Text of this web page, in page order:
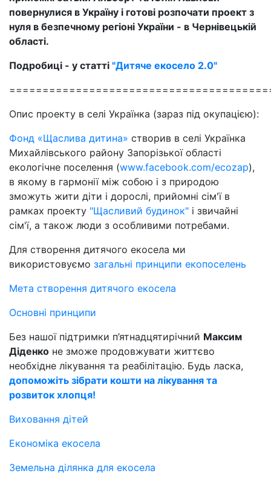
повернулися в Україну і готові розпочати проект з
нуля в безпечному регіоні України - в Чернівецькій
області.
Подробиці - у статті "Дитяче екосело 2.0"
Опис проекту в селі Українка (зараз під окупацією):
Фонд «Щаслива дитина» створив в селі Українка
Михайлівського району Запорізької області
екологічне поселення (www.facebook.com/ecozap),
в якому в гармонії між собою і з природою
зможуть жити діти і дорослі, прийомні сім'ї в
рамках проекту "Щасливий будинок" і звичайні
сім'ї, а також люди з особливими потребами.
Для створення дитячого екосела ми
використовуємо загальні принципи екопоселень
Мета створення дитячого екосела
Основні принципи
Без нашої підтримки п’ятнадцятирічний Максим
Діденко не зможе продовжувати життєво
необхідне лікування та реабілітацію. Будь ласка,
допоможіть зібрати кошти на лікування та
розвиток хлопця!
Виховання дітей
Економіка екосела
Земельна ділянка для екосела